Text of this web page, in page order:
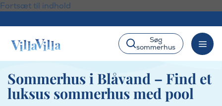
Fortsæt til indhold
Søg
sommerhus
Sommerhus i Blåvand – Find et
luksus sommerhus med pool